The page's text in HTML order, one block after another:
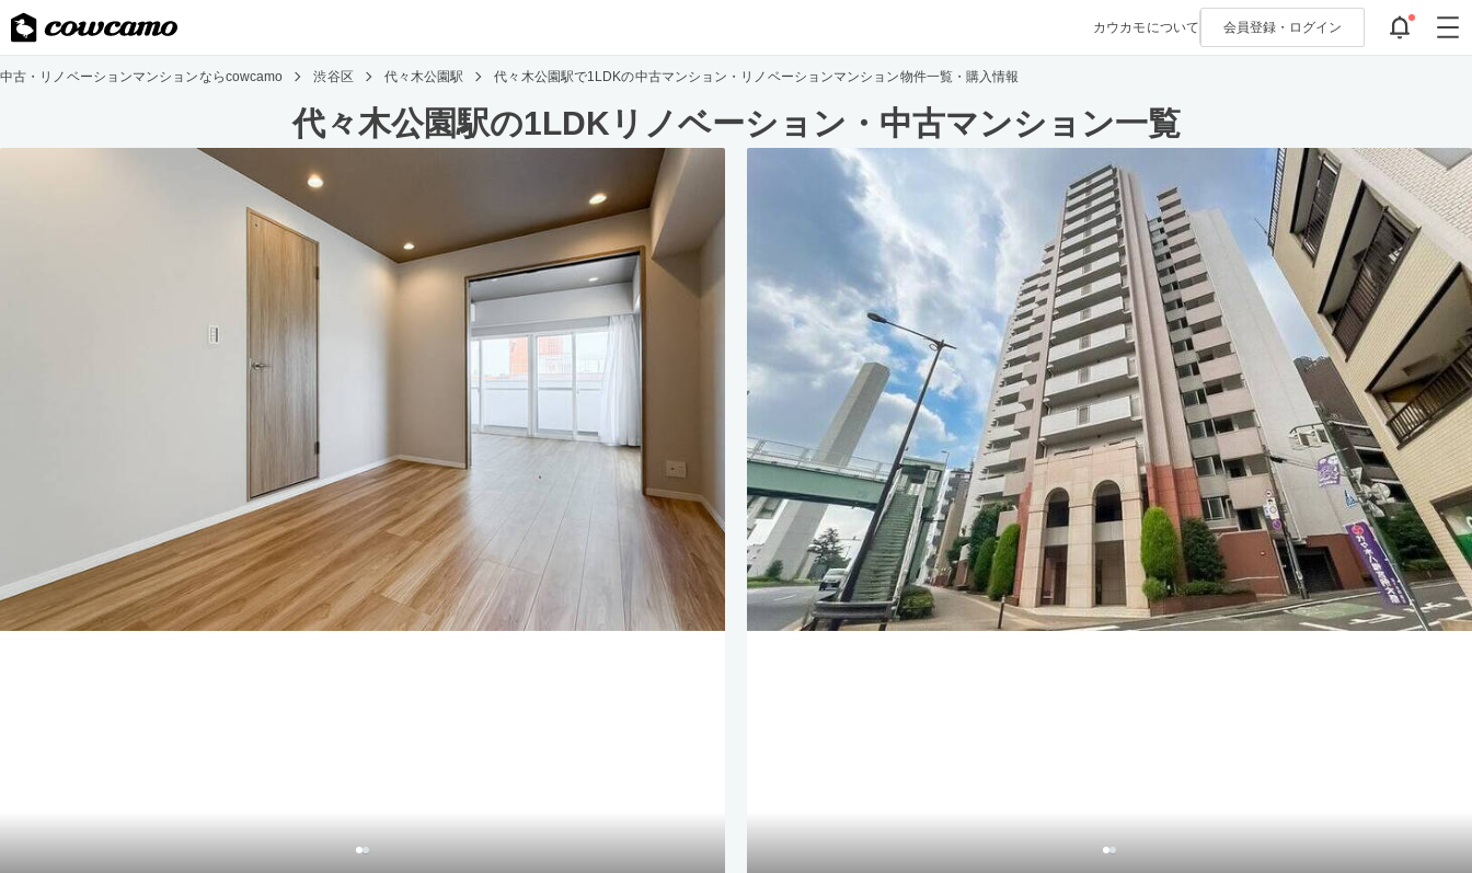
カウカモについて 会員登録・ ログイン
中古・リノベーションマンションならcowcamo 渋谷区 代々木公園駅 代々木公園駅で1LDKの中古マンション・リノベーションマンション物件一覧・購入情報
代々木公園駅の1LDKリノベーション・中古マンション一覧